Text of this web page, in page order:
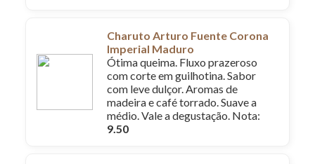
Charuto Arturo Fuente Corona
Imperial Maduro
Ótima queima. Fluxo prazeroso
com corte em guilhotina. Sabor
com leve dulçor. Aromas de
madeira e café torrado. Suave a
médio. Vale a degustação. Nota:
9.50